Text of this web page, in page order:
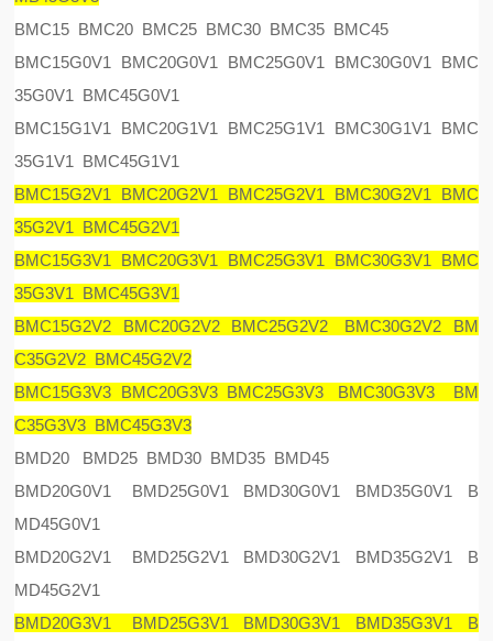
BMC15 BMC20 BMC25 BMC30 BMC35 BMC45
BMC15G0V1 BMC20G0V1 BMC25G0V1 BMC30G0V1 BMC
35G0V1 BMC45G0V1
BMC15G1V1 BMC20G1V1 BMC25G1V1 BMC30G1V1 BMC
35G1V1 BMC45G1V1
BMC15G2V1 BMC20G2V1 BMC25G2V1 BMC30G2V1 BMC
35G2V1 BMC45G2V1
BMC15G3V1 BMC20G3V1 BMC25G3V1 BMC30G3V1 BMC
35G3V1 BMC45G3V1
BMC15G2V2 BMC20G2V2 BMC25G2V2 BMC30G2V2 BM
C35G2V2 BMC45G2V2
BMC15G3V3 BMC20G3V3 BMC25G3V3 BMC30G3V3 BM
C35G3V3 BMC45G3V3
BMD20 BMD25 BMD30 BMD35 BMD45
BMD20G0V1 BMD25G0V1 BMD30G0V1 BMD35G0V1 B
MD45G0V1
BMD20G2V1 BMD25G2V1 BMD30G2V1 BMD35G2V1 B
MD45G2V1
BMD20G3V1 BMD25G3V1 BMD30G3V1 BMD35G3V1 B